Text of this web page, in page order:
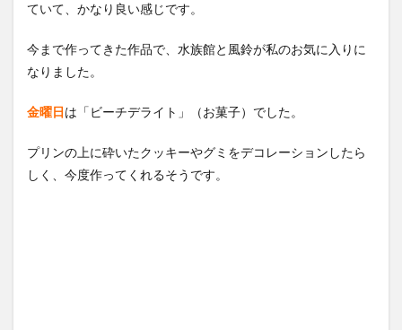
ていて、かなり良い感じです。
今まで作ってきた作品で、水族館と風鈴が私のお気に入りに
なりました。
金曜日 は「ビーチデライト」（お菓子）でした。
プリンの上に砕いたクッキーやグミをデコレーションしたら
しく、今度作ってくれるそうです。